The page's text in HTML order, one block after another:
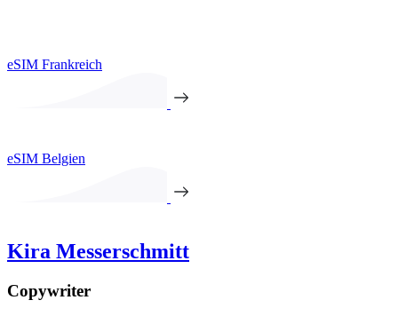
eSIM Frankreich
eSIM Belgien
Kira Messerschmitt
Copywriter